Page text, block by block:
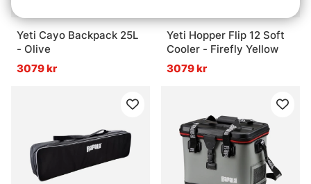
Yeti Cayo Backpack 25L
- Olive
3079 kr
Yeti Hopper Flip 12 Soft
Cooler - Firefly Yellow
3079 kr